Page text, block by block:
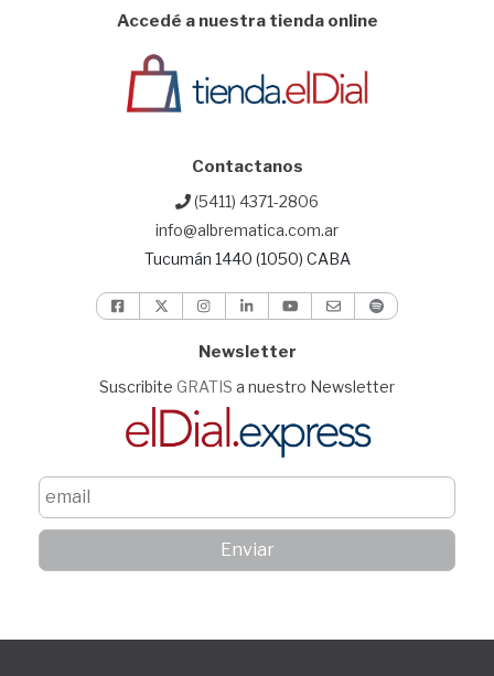
Accedé a nuestra tienda online
Contactanos
(5411) 4371-2806
info@albrematica.com.ar
Tucumán 1440 (1050) CABA
Newsletter
Suscribite GRATIS a nuestro Newsletter